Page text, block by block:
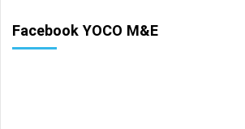
Facebook YOCO M&E